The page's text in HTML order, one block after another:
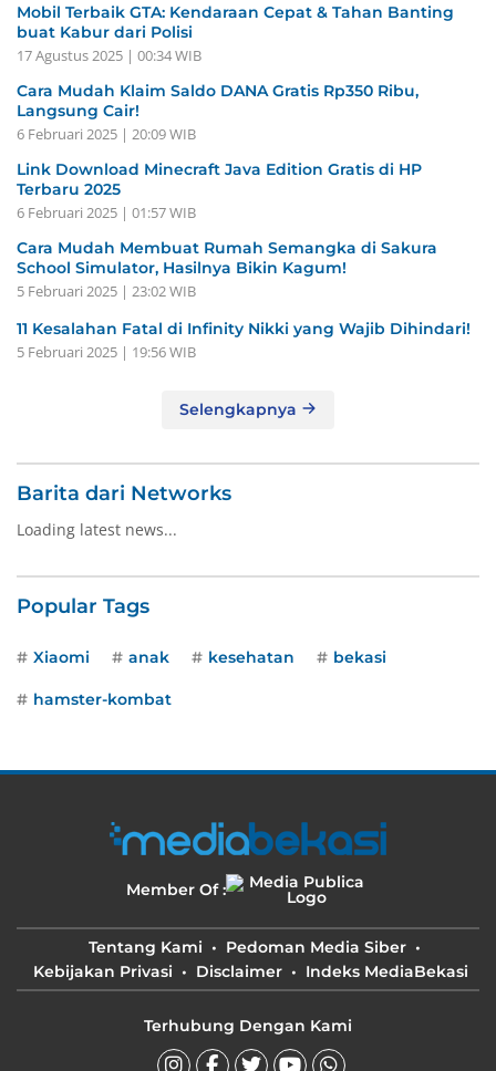
Mobil Terbaik GTA: Kendaraan Cepat & Tahan Banting
buat Kabur dari Polisi
17 Agustus 2025 | 00:34 WIB
Cara Mudah Klaim Saldo DANA Gratis Rp350 Ribu,
Langsung Cair!
6 Februari 2025 | 20:09 WIB
Link Download Minecraft Java Edition Gratis di HP
Terbaru 2025
6 Februari 2025 | 01:57 WIB
Cara Mudah Membuat Rumah Semangka di Sakura
School Simulator, Hasilnya Bikin Kagum!
5 Februari 2025 | 23:02 WIB
11 Kesalahan Fatal di Infinity Nikki yang Wajib Dihindari!
5 Februari 2025 | 19:56 WIB
Selengkapnya
Barita dari Networks
Loading latest news...
Popular Tags
Xiaomi anak kesehatan bekasi
hamster-kombat
Member Of :
Tentang Kami
Pedoman Media Siber
Kebijakan Privasi
Disclaimer Indeks MediaBekasi
Terhubung Dengan Kami